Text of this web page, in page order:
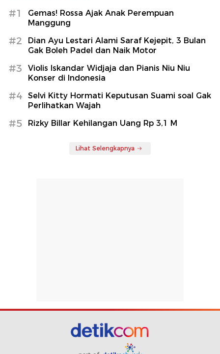
#1
Gemas! Rossa Ajak Anak Perempuan
Manggung
#2
Dian Ayu Lestari Alami Saraf Kejepit, 3 Bulan
Gak Boleh Padel dan Naik Motor
#3
Violis Iskandar Widjaja dan Pianis Niu Niu
Konser di Indonesia
#4
Selvi Kitty Hormati Keputusan Suami soal Gak
Perlihatkan Wajah
#5 Rizky Billar Kehilangan Uang Rp 3,1 M
Lihat Selengkapnya